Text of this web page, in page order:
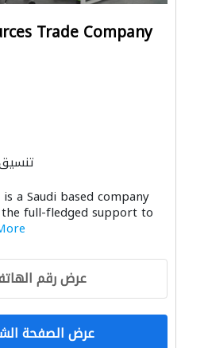
Trade Company
أمن الأثاث المكتبي
a Saudi based company
full-fledged support to
عرض رقم
عرض الصفحة